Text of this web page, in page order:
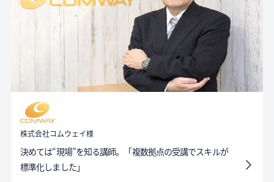
株式会社コムウェイ様
決めては“現場”を知る講師。「複数拠点の受講でスキルが
標準化しました」